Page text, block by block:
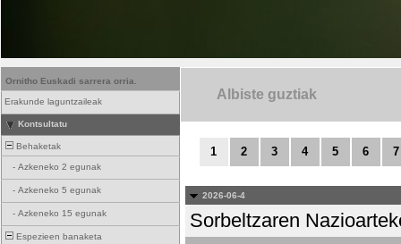
Ornitho Euskadi sarrera orria.
Erakunde laguntzaileak
Kontsultatu
Behaketak
- Azkeneko 2 egunak
- Azkeneko 5 egunak
- Azkeneko 15 egunak
Espezieen banaketa
Albiste guztiak
1 2 3 4 5 6 7
2026-06-4
Sorbeltzaren